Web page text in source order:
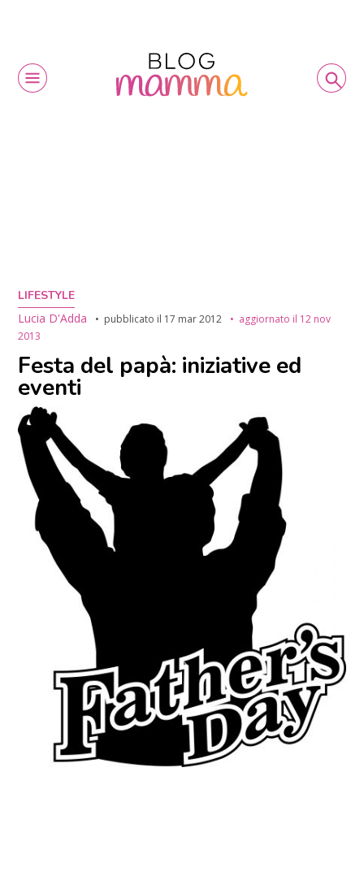
LIFESTYLE
Lucia D'Adda
pubblicato il 17 mar 2012 aggiornato il 12 nov
2013
Festa del papà: iniziative ed
eventi